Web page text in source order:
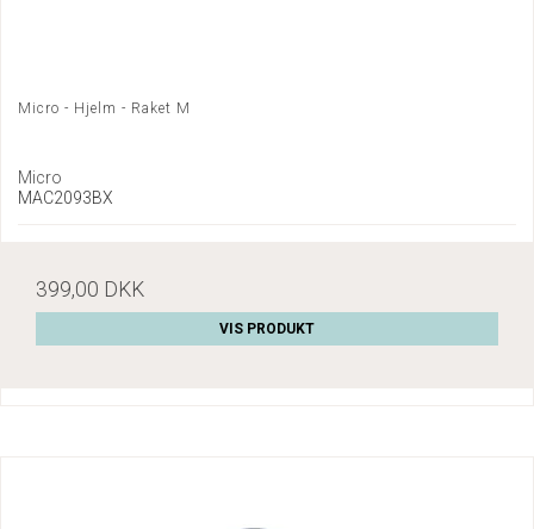
Micro - Hjelm - Raket M
Micro
MAC2093BX
399,00 DKK
VIS PRODUKT